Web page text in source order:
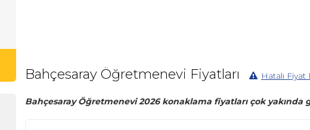
Bahçesaray Öğretmenevi Fiyatları Hatalı Fiyat
Bahçesaray Öğretmenevi 2026 konaklama fiyatları çok yakında